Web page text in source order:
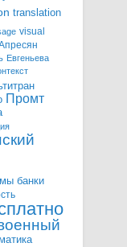
translation
visual
Евгеньева
Промт
банки